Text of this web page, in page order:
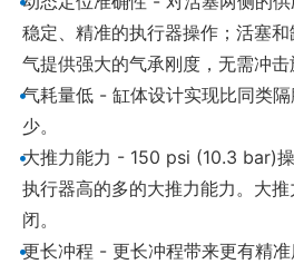
稳定、精准的执行器操作；活塞
气提供强大的气承刚度，无需冲击
•气耗量低 - 缸体设计实现比同类
少。
•大推力能力 - 150 psi (10.3 bar)
执行器高的多的大推力能力。大
闭。
•更长冲程 - 更长冲程带来更有精